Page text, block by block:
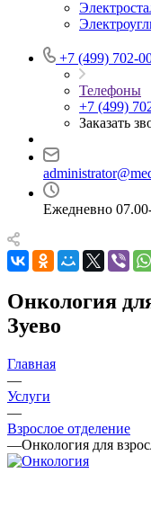
+7 (499) 702-
Телефоны
+7 (499)
Заказать
Ежедневно
Онкология
Зуево
Главная
—
Услуги
—
Взрослое отделение
—Онкология для